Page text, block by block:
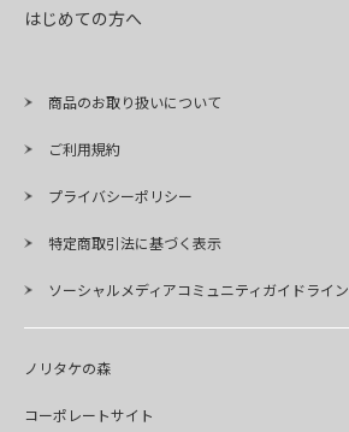
はじめての方へ
商品のお取り扱いについて
ご利用規約
プライバシーポリシー
特定商取引法に基づく表示
ソーシャルメディアコミュニティガイドライン
ノリタケの森
コーポレートサイト